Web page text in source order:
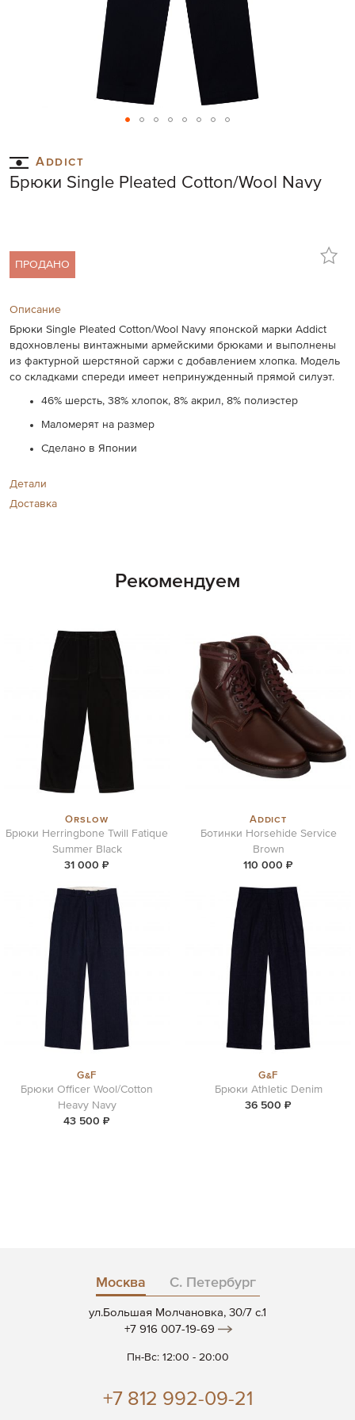
to
the
beginning
gallery
Addict
Брюки Single Pleated Cotton/Wool Navy
ПРОДАНО
Описание
Брюки Single Pleated Cotton/Wool Navy японской марки Addict
вдохновлены винтажными армейскими брюками и выполнены
из фактурной шерстяной саржи с добавлением хлопка. Модель
со складками спереди имеет непринужденный прямой силуэт.
46% шерсть, 38% хлопок, 8% акрил, 8% полиэстер
Маломерят на размер
Сделано в Японии
Детали
Доставка
Рекомендуем
Orslow
Брюки Herringbone Twill Fatique
Summer Black
31 000 ₽
Addict
Ботинки Horsehide Service
Brown
110 000 ₽
G&F
Брюки Officer Wool/Cotton
Heavy Navy
43 500 ₽
G&F
Брюки Athletic Denim
36 500 ₽
Москва С. Петербург
ул.Большая Молчановка, 30/7 c.1
+7 916 007-19-69
Пн-Вс: 12:00 - 20:00
+7 812 992-09-21